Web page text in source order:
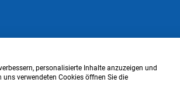
AGB Privacy Policy Impressum
personalisierte Inhalte anzuzeigen und
verwendeten Cookies öffnen Sie die